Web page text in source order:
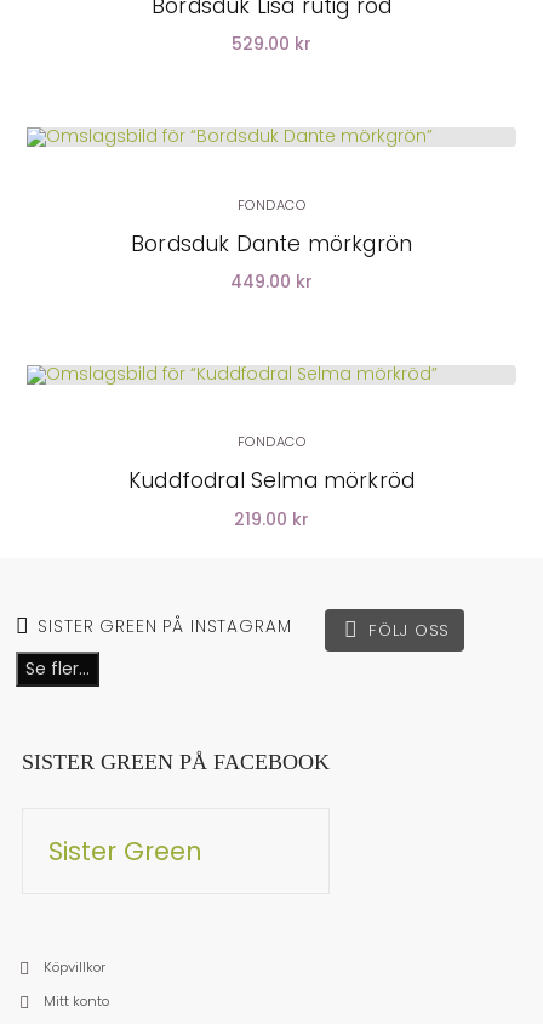
529.00 kr
FONDACO
Bordsduk Dante mörkgrön
449.00 kr
LÄGG I VARUKORG
FONDACO
Kuddfodral Selma mörkröd
219.00 kr
SISTER GREEN PÅ INSTAGRAM FÖLJ OSS
Se fler...
SISTER GREEN PÅ FACEBOOK
Sister Green
Köpvillkor
Mitt konto